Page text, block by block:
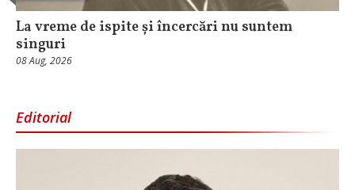
La vreme de ispite și încercări nu suntem
singuri
08 Aug, 2026
Editorial